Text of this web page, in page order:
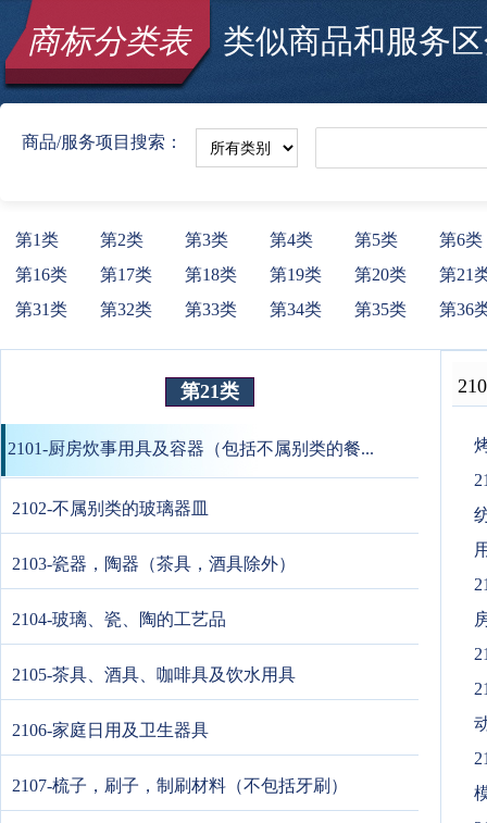
商标分类表类似商品和服务区
商品/服务项目搜索：
第1类 第2类 第3类 第4类 第5类
第6类
第16类
第17类 第18类 第19类 第20类
第21
第31类
第32类 第33类 第34类 第35类 第36
第21类
2101-厨房炊事用具及容器（包括不属别类的餐...
2102-不属别类的玻璃器皿
2103-瓷器，陶器（茶具，酒具除外）
2104-玻璃、瓷、陶的工艺品
2105-茶具、酒具、咖啡具及饮水用具
2106-家庭日用及卫生器具
2107-梳子，刷子，制刷材料（不包括牙刷）